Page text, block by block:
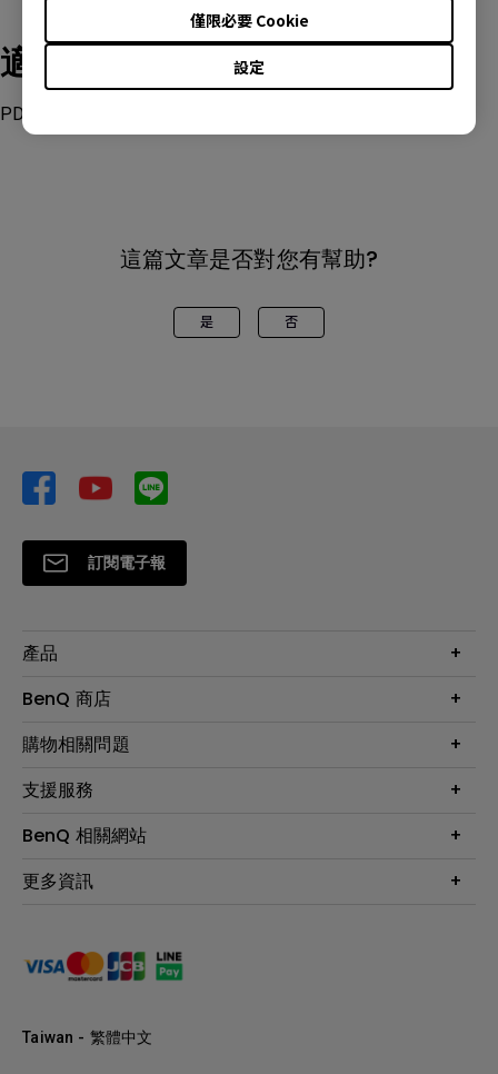
設定
僅限必要 Cookie
適用產品型號
PD2770U
這篇文章是否對您有幫助?
是 否
訂閱電子報
產品
大型液晶
投影機
智慧照明
專業拍物視訊鏡頭
BenQ 商店
最新產品與活動
尋找銷售據點
會員綁定LINE教學
購物相關問題
第一次購物就上手
延長保固購買
贈品兌換網站首頁
支援服務
服務公告
保固條例
手冊與軟體下載
產品常見問題
BenQ 相關網站
專業商用解決方案
BenQ 大娛樂家
更多資訊
永續發展
產品碳足跡報告
明基基金會
Taiwan - 繁體中文